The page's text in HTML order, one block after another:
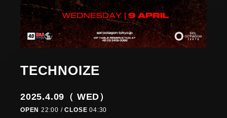
TECHNOIZE
2025.4.09（ WED）
OPEN 22:00 /CLOSE 04:30